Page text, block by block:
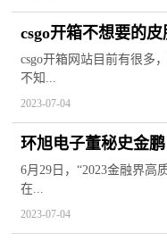
csgo开箱不想要的
肤怎么使用？
csgo开箱网站目前有很多
不知...
2023-07-04
环旭电子董秘史金
ESG报告 积极加入
6月29日，“2023金融界
在...
2023-07-04